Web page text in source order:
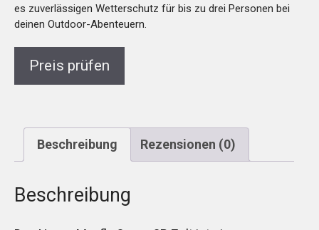
es zuverlässigen Wetterschutz für bis zu drei Personen bei
deinen Outdoor-Abenteuern.
Preis prüfen
Beschreibung Rezensionen (0)
Beschreibung